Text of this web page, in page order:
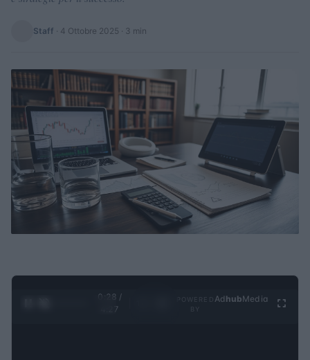
Staff · 4 Ottobre 2025 · 3 min
0:28 /
4:27
Ad hubMedia